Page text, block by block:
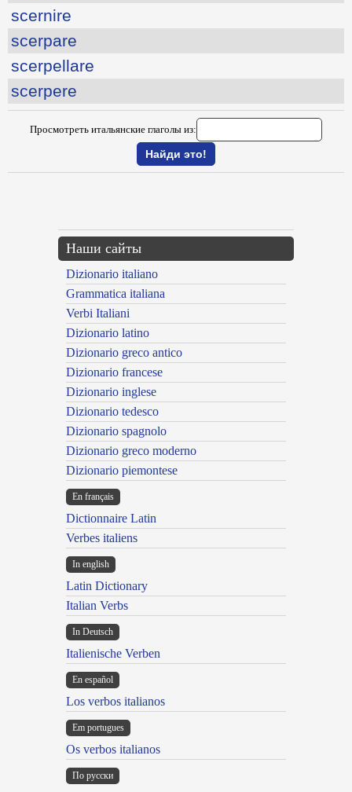
scernire
scerpare
scerpellare
scerpere
Просмотреть итальянские глаголы из:
Наши сайты
Dizionario italiano
Grammatica italiana
Verbi Italiani
Dizionario latino
Dizionario greco antico
Dizionario francese
Dizionario inglese
Dizionario tedesco
Dizionario spagnolo
Dizionario greco moderno
Dizionario piemontese
En français
Dictionnaire Latin
Verbes italiens
In english
Latin Dictionary
Italian Verbs
In Deutsch
Italienische Verben
En español
Los verbos italianos
Em portugues
Os verbos italianos
По русски